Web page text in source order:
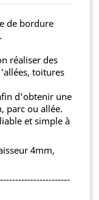
de bordure
réaliser des
toitures
d'obtenir une
parc ou allée.
et simple à
4mm,